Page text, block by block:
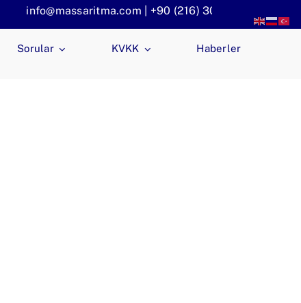
info@massaritma.com | +90 (216) 301 1140
Sorular KVKK Haberler